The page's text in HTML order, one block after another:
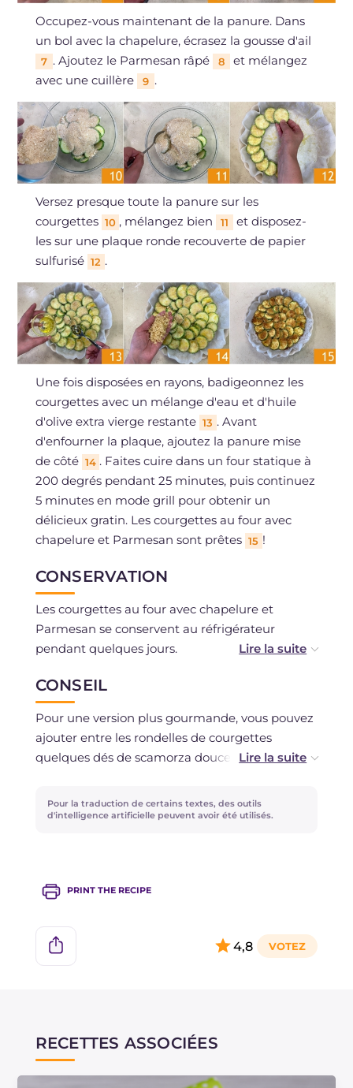
Occupez-vous maintenant de la panure. Dans
un bol avec la chapelure, écrasez la gousse d'ail
7 . Ajoutez le Parmesan râpé 8
et mélangez
avec une cuillère
9 .
Versez presque toute la panure sur les
courgettes 10 , mélangez bien 11
et disposez-
les sur une plaque ronde recouverte de papier
sulfurisé 12 .
Une fois disposées en rayons, badigeonnez les
courgettes avec un mélange d'eau et d'huile
d'olive extra vierge restante 13 . Avant
d'enfourner la plaque, ajoutez la panure mise
de côté 14 . Faites cuire dans un four statique à
200 degrés pendant 25 minutes, puis continuez
5 minutes en mode grill pour obtenir un
délicieux gratin. Les courgettes au four avec
chapelure et Parmesan sont prêtes 15 !
CONSERVATION
Les courgettes au four avec chapelure et
Parmesan se conservent au réfrigérateur
pendant quelques jours.
Une fois cuites, elles peuvent être congelées.
CONSEIL
Pour une version plus gourmande, vous pouvez
ajouter entre les rondelles de courgettes
quelques dés de scamorza douce. Pour
saupoudrer la surface d'herbes aromatiques
hachées, comme la sauge, le thym et le
Pour la traduction de certains textes, des outils
d'intelligence artificielle peuvent avoir été utilisés.
PRINT THE RECIPE
4,8
RECETTES ASSOCIÉES